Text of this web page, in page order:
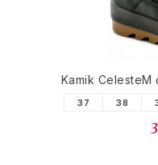
Kamik CelesteM
37 38